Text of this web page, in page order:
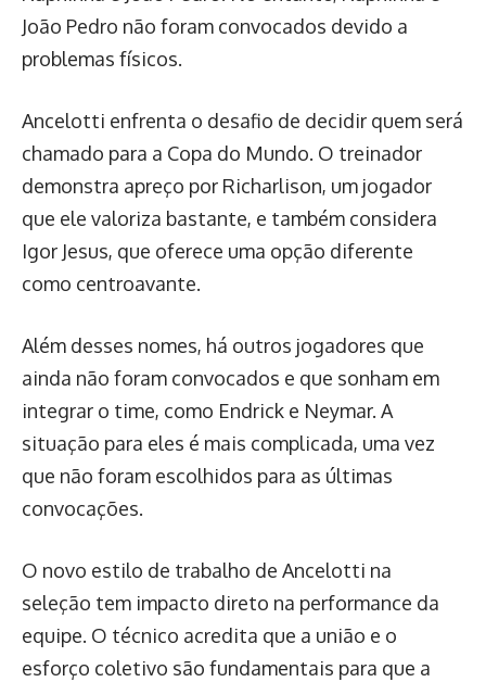
João Pedro não foram convocados devido a
problemas físicos.
Ancelotti enfrenta o desafio de decidir quem será
chamado para a Copa do Mundo. O treinador
demonstra apreço por Richarlison, um jogador
que ele valoriza bastante, e também considera
Igor Jesus, que oferece uma opção diferente
como centroavante.
Além desses nomes, há outros jogadores que
ainda não foram convocados e que sonham em
integrar o time, como Endrick e Neymar. A
situação para eles é mais complicada, uma vez
que não foram escolhidos para as últimas
convocações.
O novo estilo de trabalho de Ancelotti na
seleção tem impacto direto na performance da
equipe. O técnico acredita que a união e o
esforço coletivo são fundamentais para que a